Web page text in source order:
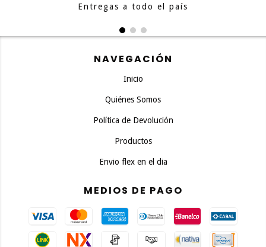
Entregas a todo el país
NAVEGACIÓN
Inicio
Quiénes Somos
Política de Devolución
Productos
Envio flex en el dia
MEDIOS DE PAGO